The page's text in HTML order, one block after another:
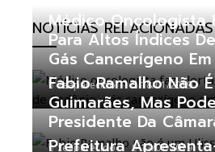
NOTÍCIAS RELACIONADAS
Médico Oncologista
Para Altos Índices
Gás Cancerígeno Em
zeaparecido 18/01/2019
Fabio Ramalho Não
Guimarães, Mas
Presidente Da
zeaparecido 11/01/2019
Prefeitura